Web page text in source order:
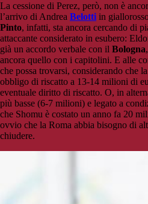
La cessione di Perez, però, non è
l’arrivo di Andrea Belotti in
Pinto, infatti, sta ancora cercando di
attaccante considerato in esubero:
già un accordo verbale con il Bologna
ancora quello con i capitolini. E alle
che possa trovarsi, considerando che
obbligo di riscatto a 13-14 milioni di
eventuale diritto di riscatto. O, in
più basse (6-7 milioni) e legato a
che Shomu è costato un anno fa 20
ovvio che la Roma abbia bisogno di
chiudere.